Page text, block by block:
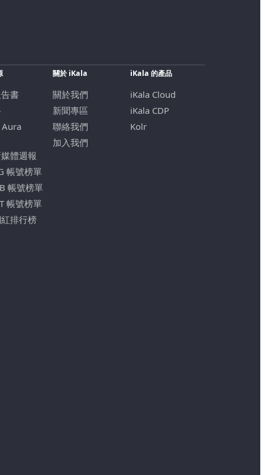
書
體週報
帳號榜單
帳號榜單
帳號榜單
排行榜
關於 iKala
關於我們
新聞專區
聯絡我們
加入我們
iKala 的產品
iKala Cloud
iKala CDP
Kolr